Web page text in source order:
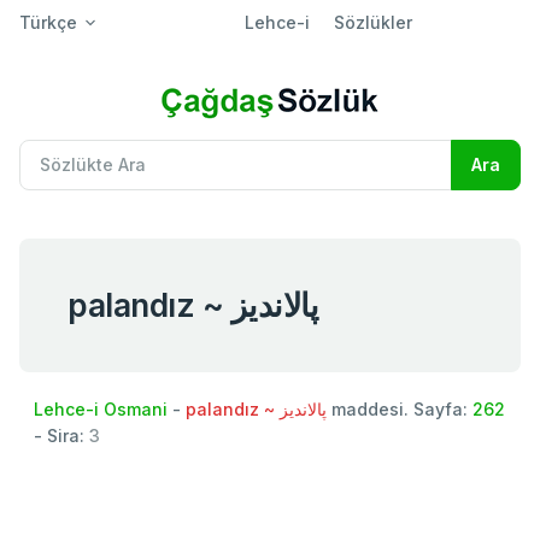
Türkçe Lehce-i Sözlükler
palandız ~ پالانديز
Lehce-i Osmani - palandız ~ پالانديز maddesi. Sayfa: 262
- Sira: 3